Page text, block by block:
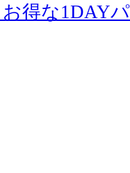
お得な1DAY